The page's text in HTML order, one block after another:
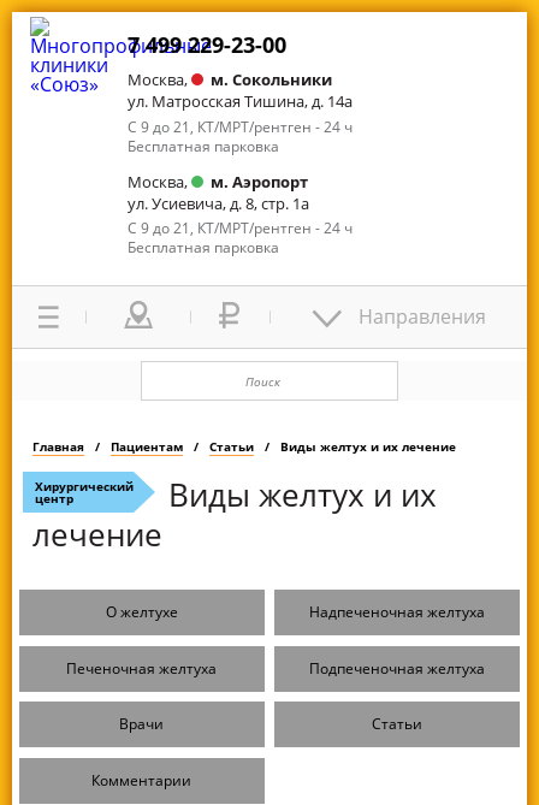
7 499 229-23-00
Москва,
м. Сокольники
ул. Матросская Тишина, д. 14а
С 9 до 21, КТ/МРТ/рентген - 24 ч
Бесплатная парковка
Москва,
м. Аэропорт
ул. Усиевича, д. 8, стр. 1а
С 9 до 21, КТ/МРТ/рентген - 24 ч
Бесплатная парковка
Направления
Главная Пациентам Статьи Виды желтух и их лечение
Хирургический
центр
Виды желтух и их
лечение
О желтухе Надпеченочная желтуха
Печеночная желтуха Подпеченочная желтуха
Врачи Статьи
Комментарии